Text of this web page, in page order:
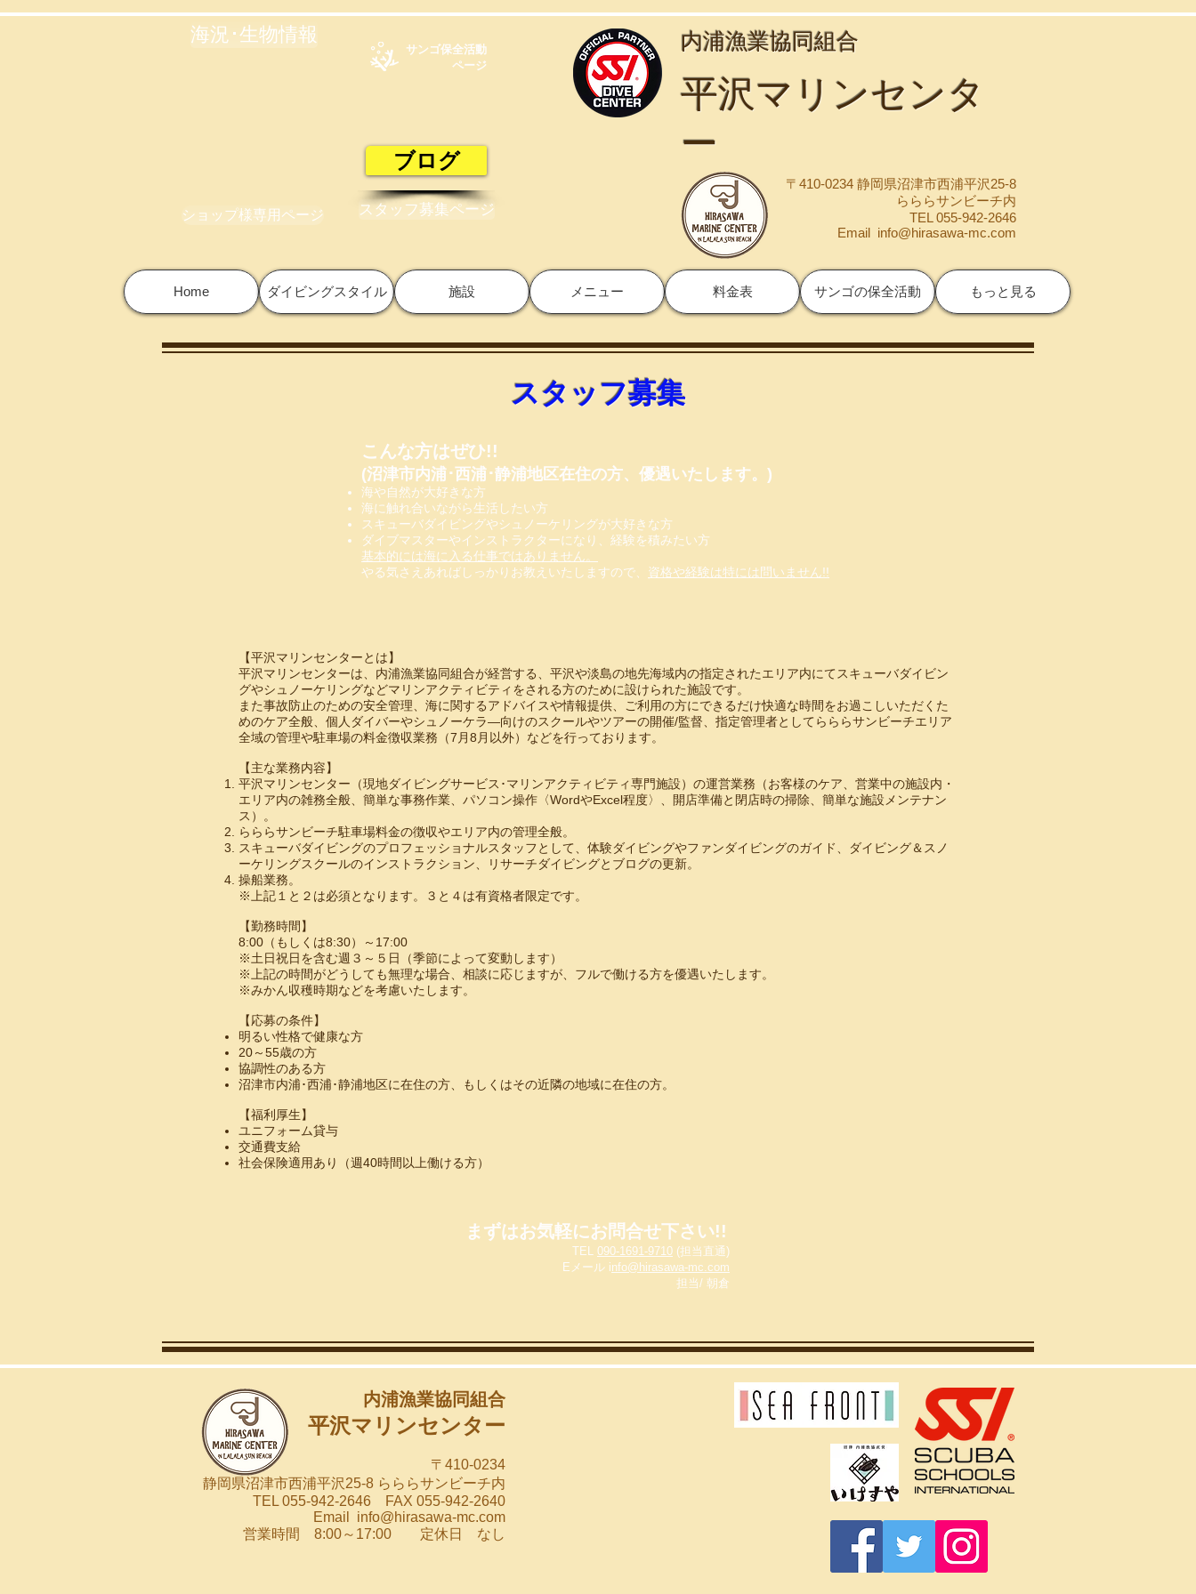
海況･生物情報
サンゴ保全活動​
ページ
ブログ
ショップ様専用ページ スタッフ募集ページ
​内浦漁業協同組合
​平沢マリンセンタ
ー
〒410-0234 静岡県沼津市西浦平沢25-8
らららサンビーチ内
TEL 055-942-2646
Email info@hirasawa-mc.com
Home ダイビングスタイル 施設 メニュー 料金表 サンゴの保全活動 もっと見る
スタッフ募集
こんな方はぜひ!!
​(沼津市内浦･西浦･静浦地区在住の方、優遇いたします。)
海や自然が大好きな方
海に触れ合いながら生活したい方
スキューバダイビングやシュノーケリングが大好きな方
ダイブマスターやインストラクターになり、経験を積みたい方
基本的には海に入る仕事ではありません。
やる気さえあればしっかりお教えいたしますので、 資格や経験は特には問いません!!
【平沢マリンセンターとは】
平沢マリンセンターは、内浦漁業協同組合が経営する、平沢や淡島の地先海域内の指定されたエリア内にてスキューバダイビン
グやシュノーケリングなどマリンアクティビティをされる方のために設けられた施設です。
また事故防止のための安全管理、海に関するアドバイスや情報提供、ご利用の方にできるだけ快適な時間をお過こしいただくた
めのケア全般、個人ダイバーやシュノーケラ―向けのスクールやツアーの開催/監督、指定管理者としてらららサンビーチエリア
全域の管理や駐車場の料金徴収業務（7月8月以外）などを行っております。
【主な業務内容】
平沢マリンセンター（現地ダイビングサービス･マリンアクティビティ専門施設）の運営業務（お客様のケア、営業中の施設内・
エリア内の雑務全般、簡単な事務作業、パソコン操作〈WordやExcel程度〉、開店準備と閉店時の掃除、簡単な施設メンテナン
ス）。
らららサンビーチ駐車場料金の徴収やエリア内の管理全般。
スキューバダイビングのプロフェッショナルスタッフとして、体験ダイビングやファンダイビングのガイド、ダイビング＆スノ
ーケリングスクールのインストラクション、リサーチダイビングとブログの更新。
操船業務。
​※上記１と２は必須となります。３と４は有資格者限定です。
【勤務時間】
8:00（もしくは8:30）～17:00
※土日祝日を含む週３～５日（季節によって変動します）
​※上記の時間がどうしても無理な場合、相談に応じますが、フルで働ける方を優遇いたします。
※みかん収穫時期などを考慮いたします。
【応募の条件】
明るい性格で健康な方
20～55歳の方
協調性のある方
沼津市内浦･西浦･静浦地区に在住の方、もしくはその近隣の地域に在住の方。
【福利厚生】
ユニフォーム貸与
交通費支給
​社会保険適用あり（週40時間以上働ける方）
まずはお気軽にお問合せ下さい!!
TEL 090-1691-9710 (担当直通)
Eメール info@hirasawa-mc.com
​担当/ 朝倉
内浦漁業協同組合
平沢マリンセンター
〒410-0234
静岡県沼津市西浦平沢25-8 らららサンビーチ内
TEL 055-942-2646 FAX 055-942-2640
Email info@hirasawa-mc.com
営業時間 8:00～17:00 定休日 なし